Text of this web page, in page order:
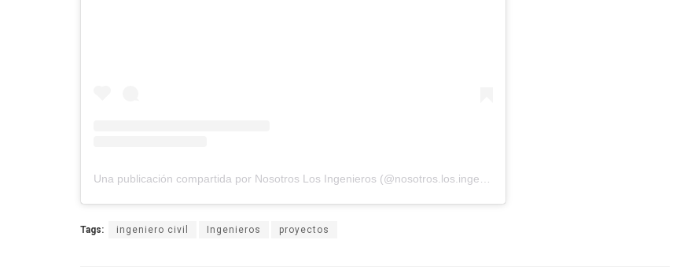
Una publicación compartida por Nosotros Los Ingenieros (@nosotros.los.ingenieros)
Tags: ingeniero civil Ingenieros proyectos